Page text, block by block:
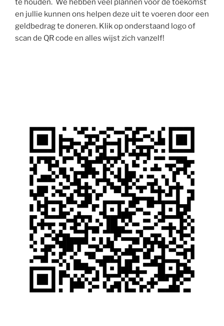
te houden. We hebben veel plannen voor de toekomst
en jullie kunnen ons helpen deze uit te voeren door een
geldbedrag te doneren. Klik op onderstaand logo of
scan de QR code en alles wijst zich vanzelf!